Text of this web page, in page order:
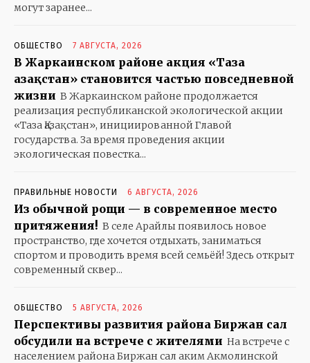
могут заранее...
ОБЩЕСТВО 7 АВГУСТА, 2026
В Жаркаинском районе акция «Таза
Қазақстан» становится частью повседневной
жизни В Жаркаинском районе продолжается
реализация республиканской экологической акции
«Таза Қазақстан», инициированной Главой
государства. За время проведения акции
экологическая повестка...
ПРАВИЛЬНЫЕ НОВОСТИ 6 АВГУСТА, 2026
Из обычной рощи — в современное место
притяжения! В селе Арайлы появилось новое
пространство, где хочется отдыхать, заниматься
спортом и проводить время всей семьёй! Здесь открыт
современный сквер...
ОБЩЕСТВО 5 АВГУСТА, 2026
Перспективы развития района Биржан сал
обсудили на встрече с жителями На встрече с
населением района Биржан сал аким Акмолинской